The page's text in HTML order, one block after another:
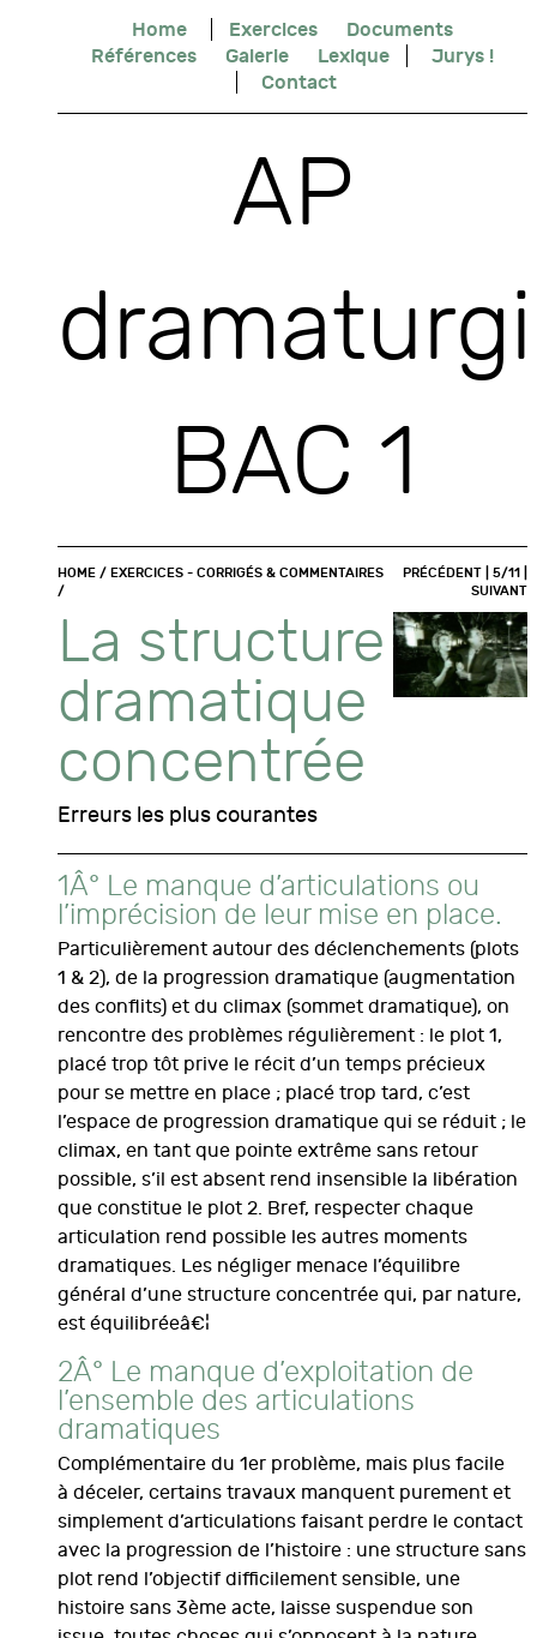
Home Exercices
Documents
Références
Galerie Lexique
Jurys !
Contact
AP
BAC 1
HOME / EXERCICES - CORRIGÉS & COMMENTAIRES
/
La structure
dramatique
concentrée
Erreurs les plus courantes
PRÉCÉDENT | 5/11 |
SUIVANT
1Â° Le manque d’articulations ou
l’imprécision de leur mise en place.
Particulièrement autour des déclenchements (plots
1 & 2), de la progression dramatique (augmentation
des conflits) et du climax (sommet dramatique), on
rencontre des problèmes régulièrement : le plot 1,
placé trop tôt prive le récit d’un temps précieux
pour se mettre en place ; placé trop tard, c’est
l’espace de progression dramatique qui se réduit ; le
climax, en tant que pointe extrême sans retour
possible, s’il est absent rend insensible la libération
que constitue le plot 2. Bref, respecter chaque
articulation rend possible les autres moments
dramatiques. Les négliger menace l’équilibre
général d’une structure concentrée qui, par nature,
est équilibréeâ€¦
2Â° Le manque d’exploitation de
l’ensemble des articulations
dramatiques
Complémentaire du 1er problème, mais plus facile
à déceler, certains travaux manquent purement et
simplement d’articulations faisant perdre le contact
avec la progression de l’histoire : une structure sans
plot rend l’objectif difficilement sensible, une
histoire sans 3ème acte, laisse suspendue son